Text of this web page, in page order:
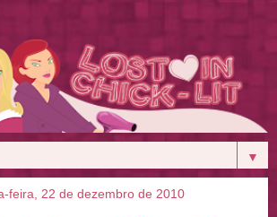
▼
feira, 22 de dezembro de 2010